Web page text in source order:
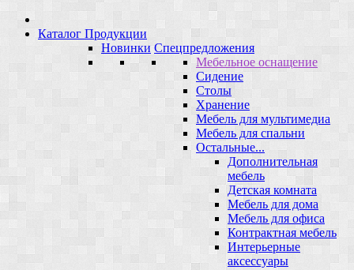
Каталог Продукции
Новинки Спецпредложения
Мебельное оснащение
Сидение
Столы
Хранение
Мебель для мультимедиа
Мебель для спальни
Остальные...
Дополнительная
мебель
Детская комната
Мебель для дома
Мебель для офиса
Контрактная мебель
Интерьерные
аксессуары